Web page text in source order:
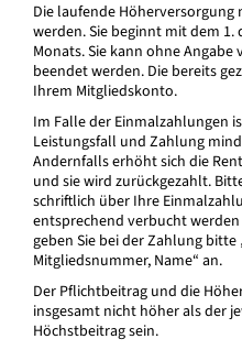
Die laufende
werden. Sie beginnt mit dem
Monats. Sie kann ohne
beendet werden. Die bereits
Ihrem Mitgliedskonto.
Im Falle der Einmalzahlungen
Leistungsfall und Zahlung
Andernfalls erhöht sich die
und sie wird zurückgezahlt.
schriftlich über Ihre
entsprechend verbucht
geben Sie bei der Zahlung
Mitgliedsnummer, Name“ an.
Der Pflichtbeitrag und die
insgesamt nicht höher als der
Höchstbeitrag sein.